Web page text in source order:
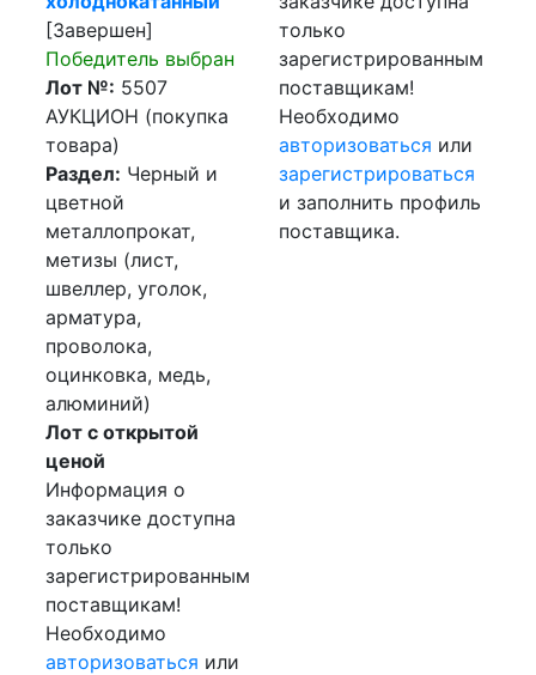
[Завершен]
Победитель выбран
Лот №: 5507
АУКЦИОН (покупка
товара)
Раздел: Черный и
цветной
металлопрокат,
метизы (лист,
швеллер, уголок,
арматура,
проволока,
оцинковка, медь,
алюминий)
Лот с открытой
ценой
Информация о
заказчике доступна
только
зарегистрированным
поставщикам!
Необходимо
авторизоваться или
только
зарегистрированным
поставщикам!
Необходимо
авторизоваться или
зарегистрироваться
и заполнить профиль
поставщика.